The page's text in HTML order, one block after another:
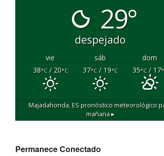
29°
despejado
vie sáb
dom
38°C/ 20°C 37°C/ 19°C 35°C/ 17
Majadahonda, ESpronóstico meteorológico
mañana ▸
Permanece Conectado